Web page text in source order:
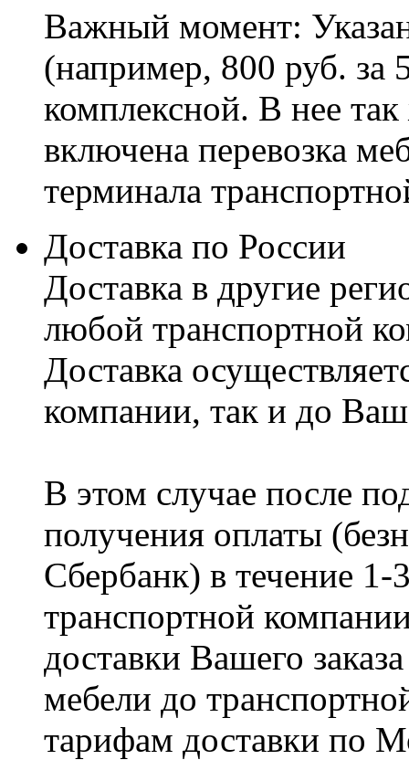
Важный момент:
(например, 800 руб. за
комплексной. В нее
включена перевозка
терминала
Доставка по России
Доставка в другие
любой транспортной
Доставка
компании, так и до
В этом случае после
получения оплаты
Сбербанк) в течение
транспортной
доставки Вашего
мебели до
тарифам доставки по